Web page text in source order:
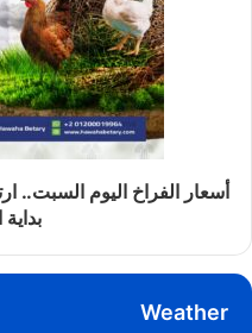
أسعار الفراخ اليوم السبت..
Weather